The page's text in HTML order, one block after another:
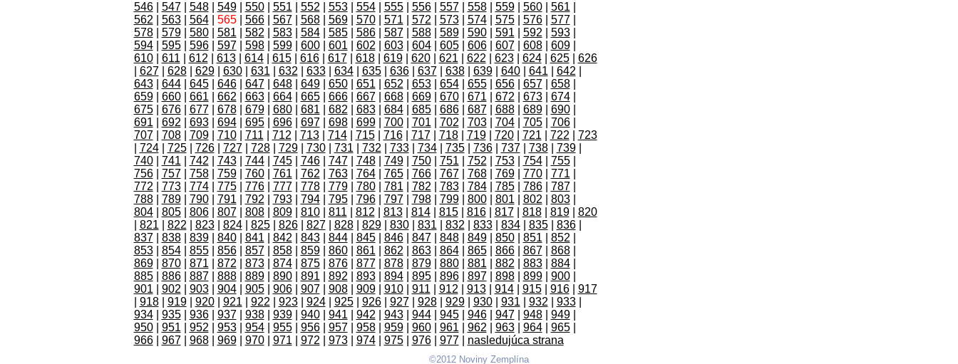
546| 547| 548| 549| 550| 551 552 553| 554| 555| 556| 557| 558| 559| 560| 561
562
563| 564| 565| 566| 567| 568| 569| 570| 571 572 573| 574| 575| 576| 577|
578| 579| 580| 581 582 583| 584| 585| 586| 587| 588| 589| 590| 591 592 593|
594| 595| 596| 597| 598| 599| 600| 601 602 603| 604| 605| 606| 607| 608| 609|
610| 611 612 613| 614| 615| 616| 617| 618| 619| 620| 621 622 623| 624| 625| 626
627| 628| 629| 630| 631 632 633| 634| 635| 636| 637| 638| 639| 640| 641 642
643| 644| 645| 646| 647| 648| 649| 650| 651 652 653| 654| 655| 656| 657| 658|
659| 660| 661 662 663| 664| 665| 666| 667| 668| 669| 670| 671 672 673| 674|
675| 676| 677| 678| 679| 680| 681 682 683| 684| 685| 686| 687| 688| 689| 690|
691
692 693| 694| 695| 696| 697| 698| 699| 700| 701 702 703| 704| 705| 706|
707| 708| 709| 710| 711 712 713| 714| 715| 716| 717| 718| 719| 720| 721 722
723
724| 725| 726| 727| 728| 729| 730| 731 732 733| 734| 735| 736| 737| 738| 739|
740| 741 742 743| 744| 745| 746| 747| 748| 749| 750| 751 752 753| 754| 755|
756| 757| 758| 759| 760| 761 762 763| 764| 765| 766| 767| 768| 769| 770| 771
772
773| 774| 775| 776| 777| 778| 779| 780| 781 782 783| 784| 785| 786| 787|
788| 789| 790| 791 792 793| 794| 795| 796| 797| 798| 799| 800| 801 802 803|
804| 805| 806| 807| 808| 809| 810| 811 812 813| 814| 815| 816| 817| 818| 819| 820
821 822 823| 824| 825| 826| 827| 828| 829| 830| 831 832 833| 834| 835| 836|
837| 838| 839| 840| 841 842 843| 844| 845| 846| 847| 848| 849| 850| 851 852
853| 854| 855| 856| 857| 858| 859| 860| 861 862 863| 864| 865| 866| 867| 868|
869| 870| 871 872 873| 874| 875| 876| 877| 878| 879| 880| 881 882 883| 884|
885| 886| 887| 888| 889| 890| 891 892 893| 894| 895| 896| 897| 898| 899| 900|
901
902 903| 904| 905| 906| 907| 908| 909| 910| 911 912 913| 914| 915| 916| 917
918| 919| 920| 921 922 923| 924| 925| 926| 927| 928| 929| 930| 931 932 933|
934| 935| 936| 937| 938| 939| 940| 941 942 943| 944| 945| 946| 947| 948| 949|
950| 951 952 953| 954| 955| 956| 957| 958| 959| 960| 961 962 963| 964| 965|
966| 967| 968| 969| 970| 971 972 973| 974| 975| 976| 977| nasledujúca strana
©2012 Noviny Zemplína